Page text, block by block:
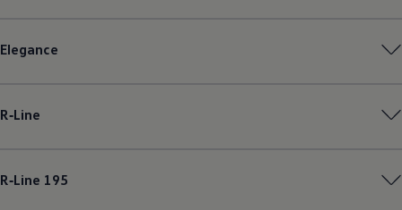
Elegance
R‑Line
R‑Line 195